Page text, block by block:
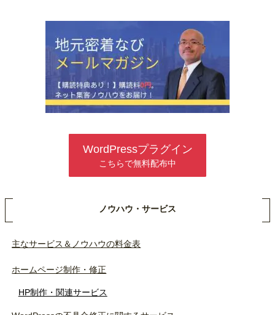
WordPressプラグイン
こちらで無料配布中
ノウハウ・サービス
主なサービス＆ノウハウの料金表
ホームページ制作・修正
HP制作・関連サービス